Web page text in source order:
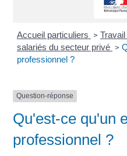
Accueil particuliers >
salariés du secteur privé >
professionnel ?
Question-réponse
Qu'est-ce qu'un
professionnel ?